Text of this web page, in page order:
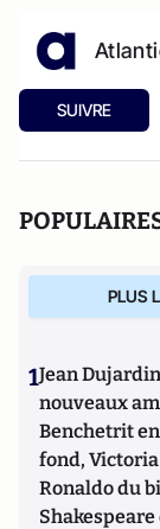
SUIVRE
PLUS
1Jean
nouveaux
Benchetrit
fond,
Ronaldo du